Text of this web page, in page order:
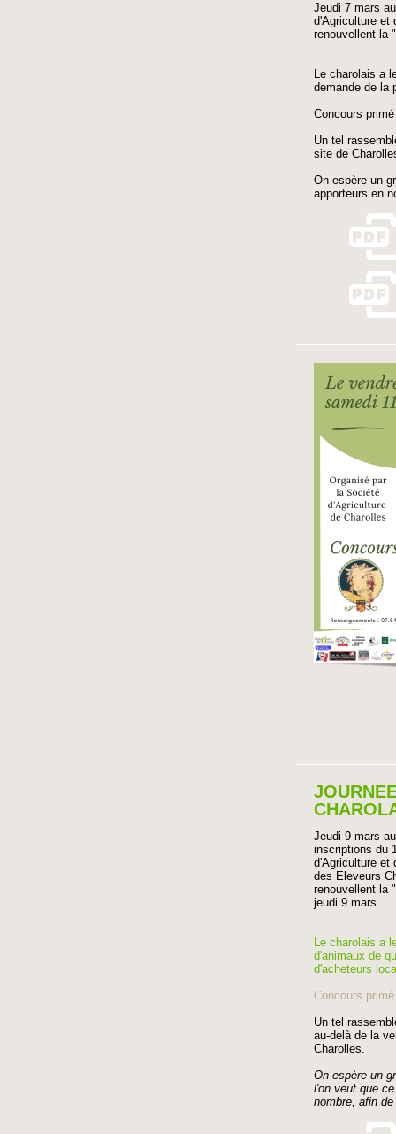
Jeudi 7 mars
d'Agriculture et
renouvellent la
Le charolais a
demande de la
Concours
Un tel
site de
On espère un
apporteurs en
Jeudi 9 mars
inscriptions du
d'Agriculture et
des Eleveurs
renouvellent la
jeudi 9 mars.
Le charolais a
d'animaux de
d'acheteurs
Concours
Un tel
au-delà de la
Charolles.
On espère un
l'on veut que
nombre, afin